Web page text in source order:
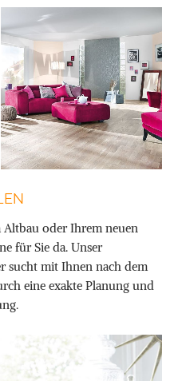
Altbau oder Ihrem neuen
für Sie da. Unser
sucht mit Ihnen nach dem
eine exakte Planung und